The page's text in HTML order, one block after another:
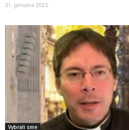
31. januára 2025
Vybrali sme